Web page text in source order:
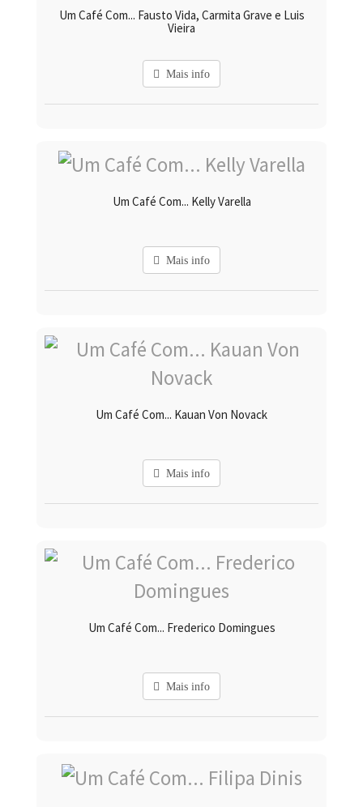
Um Café Com... Fausto Vida, Carmita Grave e Luis
Vieira
Mais info
Um Café Com... Kelly Varella
Mais info
Um Café Com... Kauan Von Novack
Mais info
Um Café Com... Frederico Domingues
Mais info